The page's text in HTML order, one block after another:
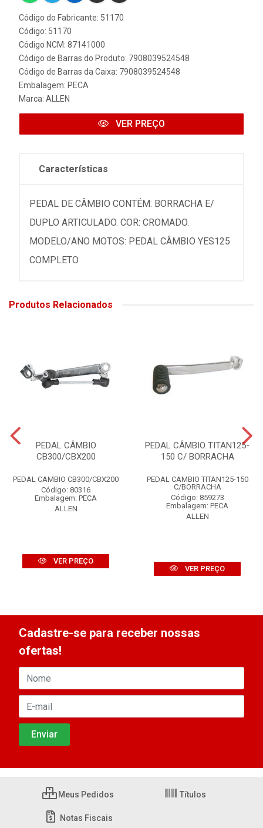
Código do Fabricante: 51170
Código: 51170
Código NCM: 87141000
Código de Barras do Produto: 7908039524548
Código de Barras da Caixa: 7908039524548
Embalagem: PECA
Marca: ALLEN
VER PREÇO
Características
PEDAL DE CÂMBIO CONTÉM: BORRACHA E/
DUPLO ARTICULADO. COR: CROMADO.
MODELO/ANO MOTOS: PEDAL CÂMBIO YES125
COMPLETO
Produtos Relacionados
PEDAL CÂMBIO
CB300/CBX200
PEDAL CAMBIO CB300/CBX200
Código: 80316
Embalagem: PECA
ALLEN
VER PREÇO
PEDAL CÂMBIO TITAN125-
150 C/ BORRACHA
PEDAL CAMBIO TITAN125-150
C/BORRACHA
Código: 859273
Embalagem: PECA
ALLEN
VER PREÇO
Cadastre-se para receber nossas
ofertas!
Meus Pedidos Títulos
Notas Fiscais